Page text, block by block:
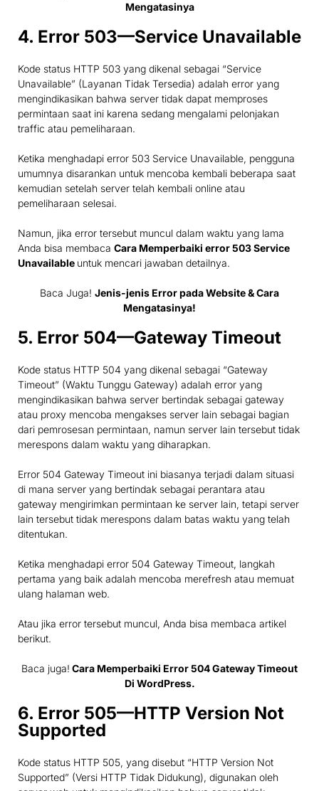
Mengatasinya
4. Error 503—Service Unavailable
Kode status HTTP 503 yang dikenal sebagai “Service
Unavailable” (Layanan Tidak Tersedia) adalah error yang
mengindikasikan bahwa server tidak dapat memproses
permintaan saat ini karena sedang mengalami pelonjakan
traffic atau pemeliharaan.
Ketika menghadapi error 503 Service Unavailable, pengguna
umumnya disarankan untuk mencoba kembali beberapa saat
kemudian setelah server telah kembali online atau
pemeliharaan selesai.
Namun, jika error tersebut muncul dalam waktu yang lama
Anda bisa membaca Cara Memperbaiki error 503 Service
Unavailable untuk mencari jawaban detailnya.
Baca Juga! Jenis-jenis Error pada Website & Cara
Mengatasinya!
5. Error 504—Gateway Timeout
Kode status HTTP 504 yang dikenal sebagai “Gateway
Timeout” (Waktu Tunggu Gateway) adalah error yang
mengindikasikan bahwa server bertindak sebagai gateway
atau proxy mencoba mengakses server lain sebagai bagian
dari pemrosesan permintaan, namun server lain tersebut tidak
merespons dalam waktu yang diharapkan.
Error 504 Gateway Timeout ini biasanya terjadi dalam situasi
di mana server yang bertindak sebagai perantara atau
gateway mengirimkan permintaan ke server lain, tetapi server
lain tersebut tidak merespons dalam batas waktu yang telah
ditentukan.
Ketika menghadapi error 504 Gateway Timeout, langkah
pertama yang baik adalah mencoba merefresh atau memuat
ulang halaman web.
Atau jika error tersebut muncul, Anda bisa membaca artikel
berikut.
Baca juga! Cara Memperbaiki Error 504 Gateway Timeout
Di WordPress.
6. Error 505—HTTP Version Not
Supported
Kode status HTTP 505, yang disebut “HTTP Version Not
Supported” (Versi HTTP Tidak Didukung), digunakan oleh